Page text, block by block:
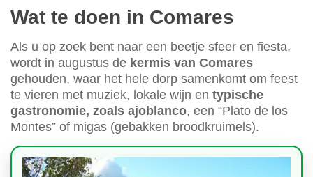
Wat te doen in Comares
Als u op zoek bent naar een beetje sfeer en fiesta,
wordt in augustus de kermis van Comares
gehouden, waar het hele dorp samenkomt om feest
te vieren met muziek, lokale wijn en typische
gastronomie, zoals ajoblanco, een “Plato de los
Montes” of migas (gebakken broodkruimels).